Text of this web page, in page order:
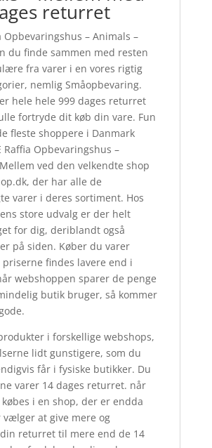
returret
Opbevaringshus – Animals –
du finde sammen med resten
fra varer i en vores rigtig
nemlig Småopbevaring.
hele hele 999 dages returret
fortryde dit køb din vare. Fun
fleste shoppere i Danmark
Raffia Opbevaringshus –
ved den velkendte shop
der har alle de
varer i deres sortiment. Hos
store udvalg er der helt
for dig, deriblandt også
på siden. Køber du varer
findes lavere end i
webshoppen sparer de penge
butik bruger, så kommer
i forskellige webshops,
lidt gunstigere, som du
får i fysiske butikker. Du
varer 14 dages returret. når
i en shop, der er endda
vælger at give mere og
returret til mere end de 14